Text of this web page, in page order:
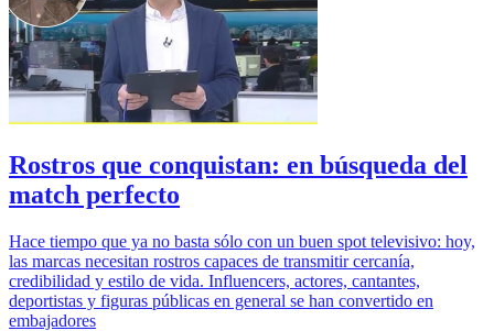
Rostros que conquistan: en búsqueda del
match perfecto
Hace tiempo que ya no basta sólo con un buen spot televisivo: hoy,
las marcas necesitan rostros capaces de transmitir cercanía,
credibilidad y estilo de vida. Influencers, actores, cantantes,
deportistas y figuras públicas en general se han convertido en
embajadores